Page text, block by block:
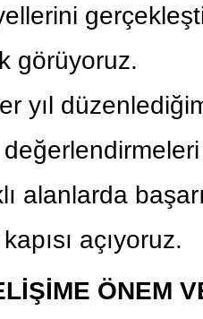
görüyoruz.
yıl
alanlarda
açıyoruz.
ÖNEM